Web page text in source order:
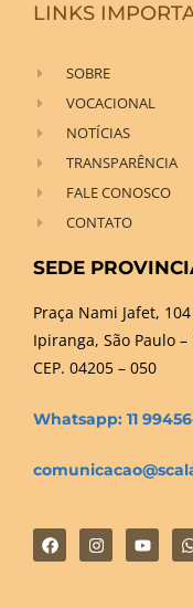
LINKS
SOBRE
VOCACIONAL
NOTÍCIAS
TRANSPARÊNCIA
FALE CONOSCO
CONTATO
SEDE
Praça Nami Jafet, 104
Ipiranga, São Paulo –
CEP. 04205 – 050
Whatsapp: 11